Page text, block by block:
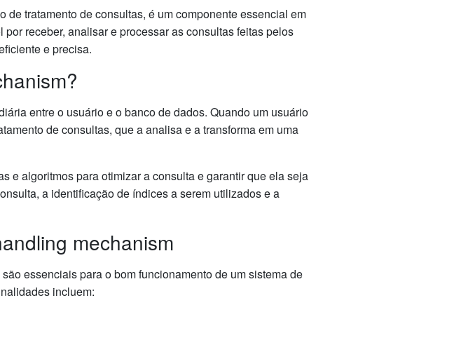
tratamento de consultas, é um componente essencial em
receber, analisar e processar as consultas feitas pelos
e precisa.
entre o usuário e o banco de dados. Quando um usuário
de consultas, que a analisa e a transforma em uma
e algoritmos para otimizar a consulta e garantir que ela seja
a identificação de índices a serem utilizados e a
mechanism
essenciais para o bom funcionamento de um sistema de
incluem: